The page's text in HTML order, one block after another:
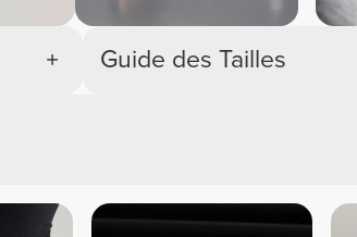
Guide des Tailles